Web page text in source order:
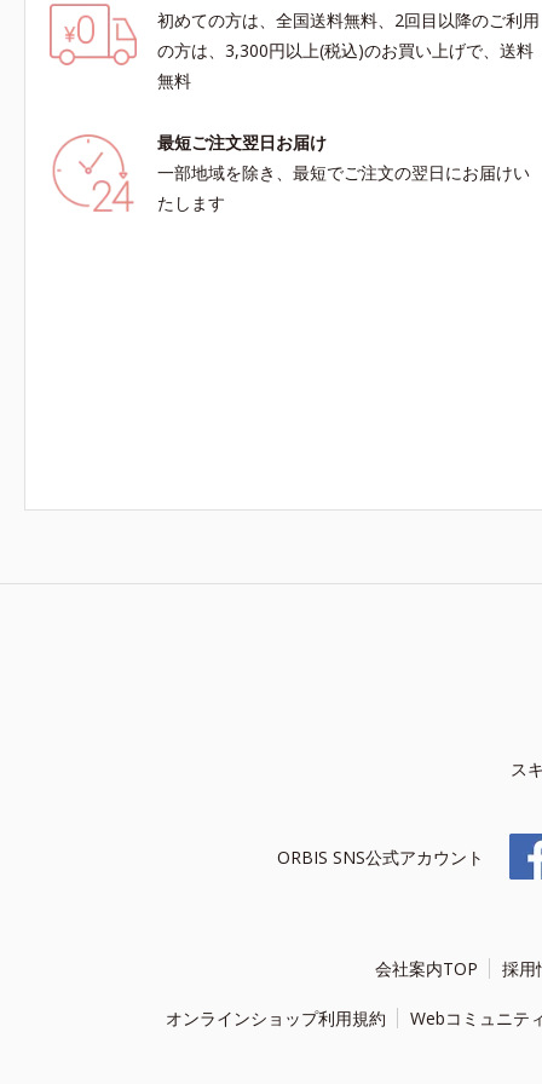
初めての方は、全国送料無料、2回目以降のご利用
の方は、3,300円以上(税込)のお買い上げで、送料
無料
最短ご注文翌日お届け
一部地域を除き、最短でご注文の翌日にお届けい
たします
ス
ORBIS SNS公式アカウント
会社案内TOP 採用
オンラインショップ利用規約 Webコミュニテ